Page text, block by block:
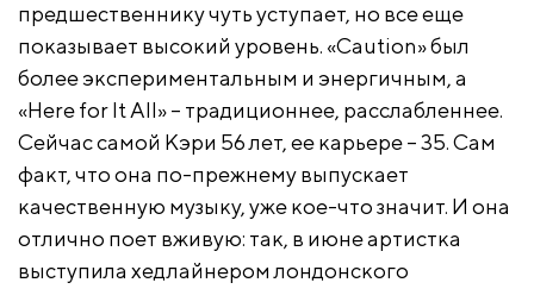
предшественнику чуть уступает, но все еще
показывает высокий уровень. «Caution» был
более экспериментальным и энергичным, а
«Here for It All» – традиционнее, расслабленнее.
Сейчас самой Кэри 56 лет, ее карьере – 35. Сам
факт, что она по-прежнему выпускает
качественную музыку, уже кое-что значит. И она
отлично поет вживую: так, в июне артистка
выступила хедлайнером лондонского